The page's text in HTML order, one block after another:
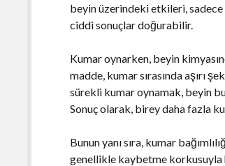
beyin üzerindeki etkileri, sadece
ciddi sonuçlar doğurabilir.
Kumar oynarken, beyin
madde, kumar sırasında aşırı
sürekli kumar oynamak, beyin
Sonuç olarak, birey daha fazla
Bunun yanı sıra, kumar
genellikle kaybetme korkusuyla